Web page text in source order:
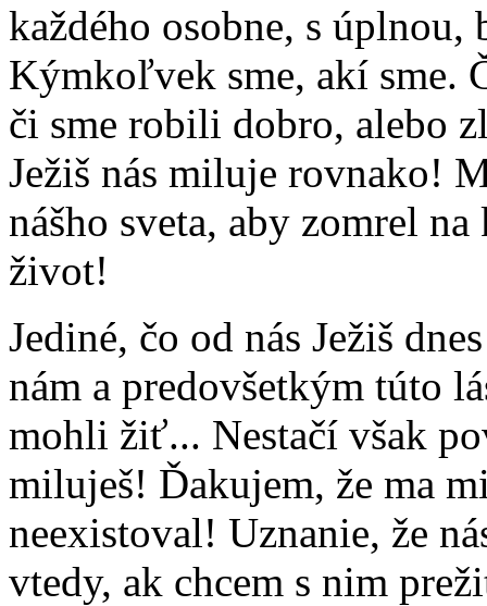
každého osobne, s úplnou,
Kýmkoľvek sme, akí sme.
či sme robili dobro, alebo
Ježiš nás miluje rovnako!
nášho sveta, aby zomrel
život!
Jediné, čo od nás Ježiš
nám a predovšetkým túto
mohli žiť... Nestačí však
miluješ! Ďakujem, že ma
neexistoval! Uznanie, že
vtedy, ak chcem s nim